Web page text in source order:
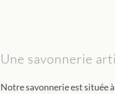
Une savonnerie
Notre savonnerie est située